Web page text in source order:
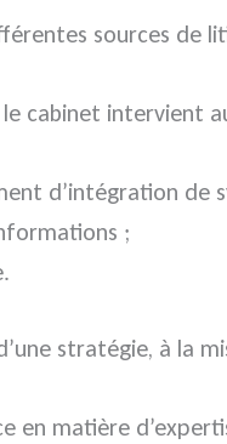
sources de
cabinet intervient
d’intégration de
;
stratégie, à la
en matière